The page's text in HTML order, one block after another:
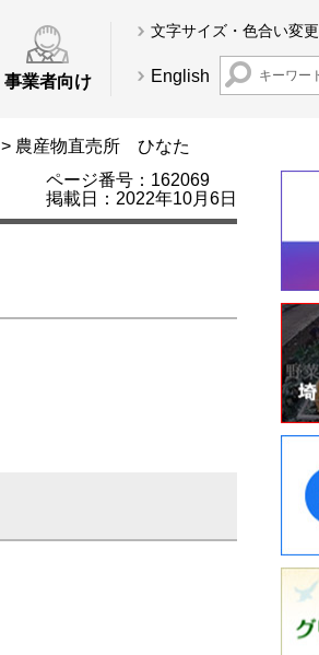
事業者向け
文字サイズ・色合い変更
English
> 農産物直売所 ひなた
ページ番号：162069
掲載日：2022年10月6日